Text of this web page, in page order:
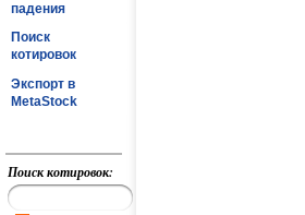
падения
Поиск
котировок
Экспорт в
MetaStock
Поиск котировок: